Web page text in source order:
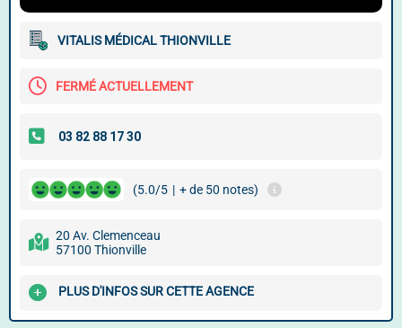
VITALIS MÉDICAL THIONVILLE
FERMÉ ACTUELLEMENT
(5.0/5 | + de 50 notes)
20 Av. Clemenceau
57100 Thionville
PLUS D'INFOS SUR CETTE AGENCE